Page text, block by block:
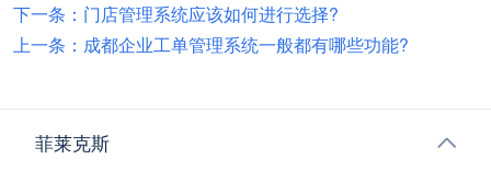
下一条：门店管理系统应该如何进行选择?
上一条：成都企业工单管理系统一般都有哪些功能?
菲莱克斯